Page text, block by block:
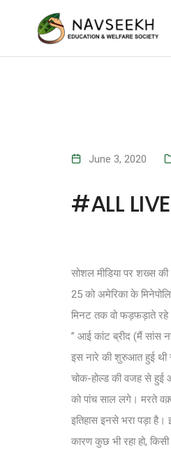
June 3, 2020
#ALL
सोशल मीडिया पर शख्स
25 को अमेरिका के
मिनट तक वो फड़फड़ाते
” आई कांट ब्रीद (मैं सांस
इस नारे की शुरुआत हुई थी
चोक-होल्ड की वजह से हुई
को पांच साल लगे। मरते
इतिहास इनसे भरा पड़ा
कारण कुछ भी रहा हो,